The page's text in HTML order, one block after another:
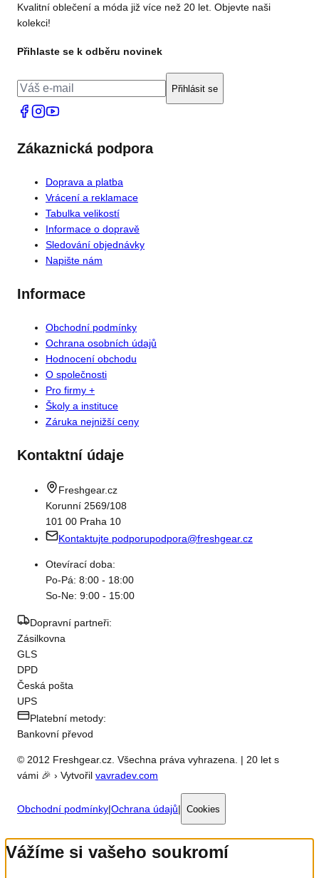
Kvalitní oblečení a móda již více než 20 let. Objevte naši
kolekci!
Přihlaste se k odběru novinek
Přihlásit se
Zákaznická podpora
Doprava a platba
Vrácení a reklamace
Tabulka velikostí
Informace o dopravě
Sledování objednávky
Napište nám
Informace
Obchodní podmínky
Ochrana osobních údajů
Hodnocení obchodu
O společnosti
Pro firmy +
Školy a instituce
Záruka nejnižší ceny
Kontaktní údaje
Freshgear.cz
Korunní 2569/108
101 00 Praha 10
Kontaktujte podporupodpora@freshgear.cz
Otevírací doba:
Po-Pá: 8:00 - 18:00
So-Ne: 9:00 - 15:00
Dopravní partneři:
Zásilkovna
GLS
DPD
Česká pošta
UPS
Platební metody:
Bankovní převod
© 2012 Freshgear.cz. Všechna práva vyhrazena. | 20 let s
vámi 🎉 › Vytvořil vavradev.com
Obchodní podmínky|Ochrana údajů| Cookies
Vážíme si vašeho soukromí